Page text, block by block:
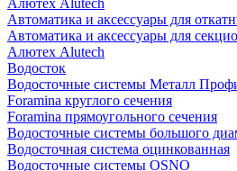
Алютех Alutech
Автоматика и аксессуары для
Автоматика и аксессуары для
Алютех Alutech
Водосток
Водосточные системы Металл
Foramina круглого сечения
Foramina прямоугольного сечения
Водосточные системы большого
Водосточная система оцинкованная
Водосточные системы OSNO